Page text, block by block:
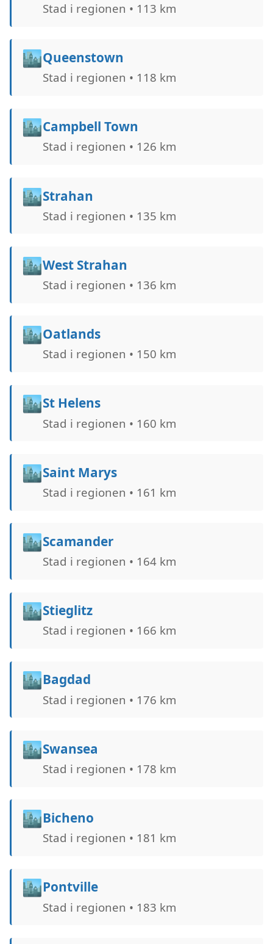
Stad i regionen • 113 km
🏙️Queenstown
Stad i regionen • 118 km
🏙️Campbell Town
Stad i regionen • 126 km
🏙️Strahan
Stad i regionen • 135 km
🏙️West Strahan
Stad i regionen • 136 km
🏙️Oatlands
Stad i regionen • 150 km
🏙️St Helens
Stad i regionen • 160 km
🏙️Saint Marys
Stad i regionen • 161 km
🏙️Scamander
Stad i regionen • 164 km
🏙️Stieglitz
Stad i regionen • 166 km
🏙️Bagdad
Stad i regionen • 176 km
🏙️Swansea
Stad i regionen • 178 km
🏙️Bicheno
Stad i regionen • 181 km
🏙️Pontville
Stad i regionen • 183 km